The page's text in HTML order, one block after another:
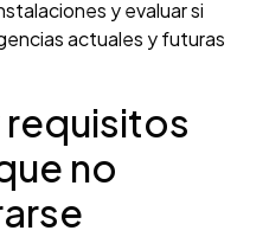
y evaluar si
actuales y futuras
requisitos
no